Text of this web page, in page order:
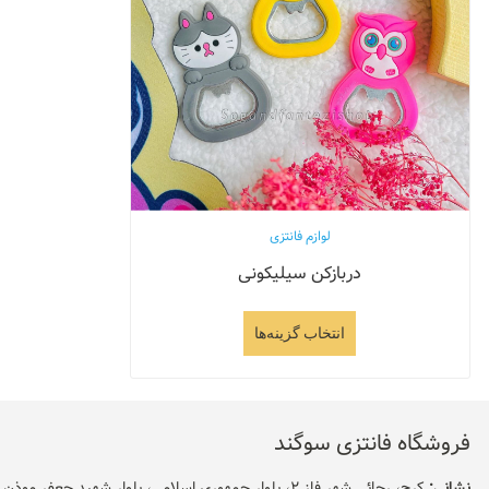
لوازم فانتزی
دربازکن سیلیکونی
انتخاب گزینه‌ها
فروشگاه فانتزی سوگند